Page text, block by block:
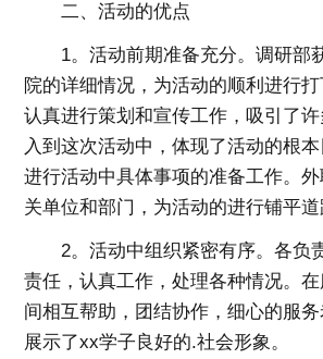
二、活动的优点
1。活动前期准备充分。调研部
院的详细情况，为活动的顺利进行
认真进行策划和宣传工作，吸引了
入到这次活动中，体现了活动的根
进行活动中具体事项的准备工作。
关单位和部门，为活动的进行铺平道
2。活动中组织紧密有序。各负
责任，认真工作，处理各种情况。
间相互帮助，团结协作，细心的服
展示了xx学子良好的.社会形象。